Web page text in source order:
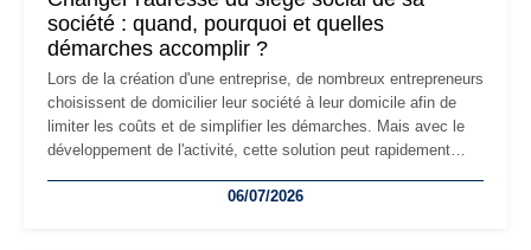
société : quand, pourquoi et quelles
démarches accomplir ?
Lors de la création d'une entreprise, de nombreux entrepreneurs
choisissent de domicilier leur société à leur domicile afin de
limiter les coûts et de simplifier les démarches. Mais avec le
développement de l'activité, cette solution peut rapidement
professionnels, recrutement, image de marque… Le
06/07/2026